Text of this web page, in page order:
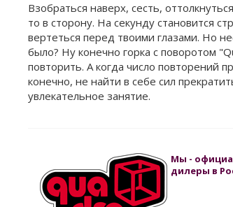
Взобраться наверх, сесть,
то в сторону. На секунду становится
вертеться перед твоими глазами. Но
было? Ну конечно горка с поворотом
повторить. А когда число повторений
конечно, не найти в себе сил
увлекательное занятие.
Мы -
дилеры в